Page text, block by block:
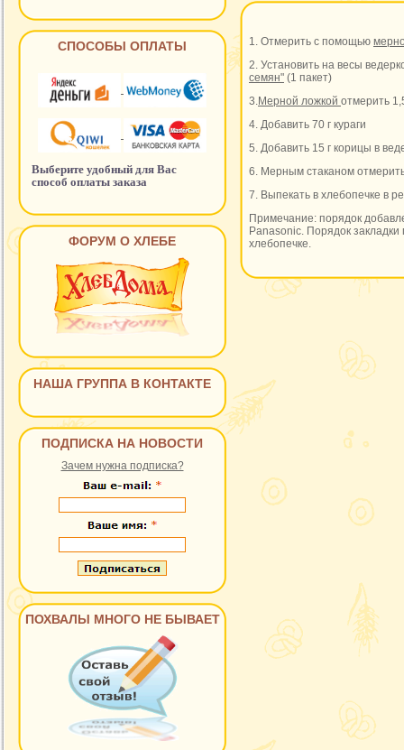
СПОСОБЫ ОПЛАТЫ
Выберите удобный для Вас
способ оплаты заказа
ФОРУМ О ХЛЕБЕ
НАША ГРУППА В КОНТАКТЕ
ПОДПИСКА НА НОВОСТИ
Зачем нужна подписка?
ПОХВАЛЫ МНОГО НЕ БЫВАЕТ
1. Отмерить с помощью
2. Установить на весы
семян" (1 пакет)
3.Мерной ложкой отмерить
4. Добавить 70 г кураги
5. Добавить 15 г корицы в
6. Мерным стаканом
7. Выпекать в хлебопечке
Примечание: порядок
Panasonic. Порядок закладки
хлебопечке.